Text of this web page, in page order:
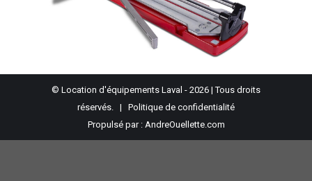
© Location d'équipements Laval - 2026 | Tous droits
réservés. | Politique de confidentialité
Propulsé par : AndreOuellette.com